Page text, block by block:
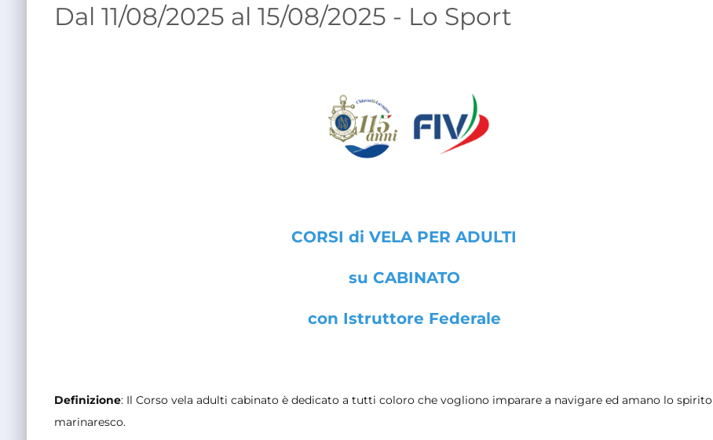
Dal 11/08/2025 al 15/08/2025 - Lo Sport
CORSI di VELA PER ADULTI
su CABINATO
con Istruttore Federale
Definizione: Il Corso vela adulti cabinato è dedicato a tutti coloro che vogliono imparare a navigare ed amano lo spirito
marinaresco.